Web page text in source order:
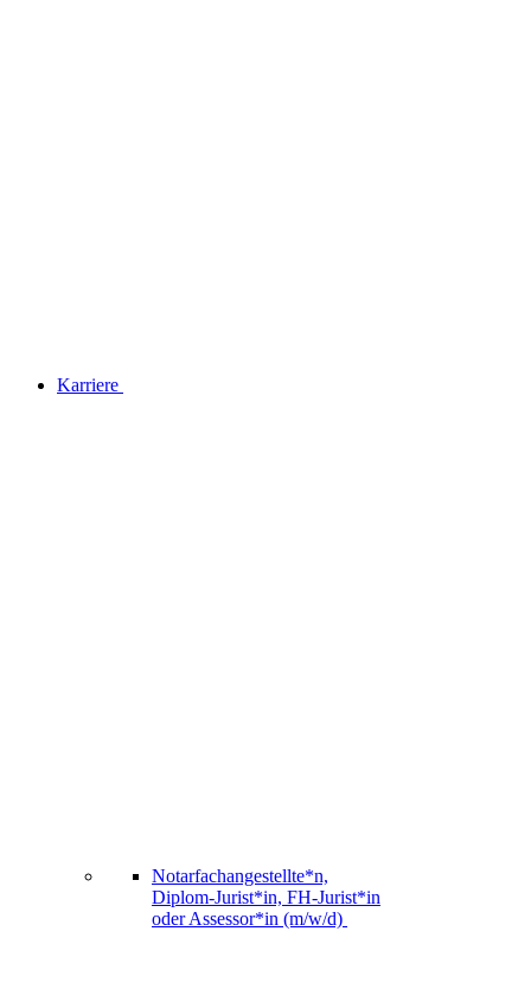
Karriere
Notarfachangestellte*n,
Diplom-Jurist*in, FH-Jurist*in
oder Assessor*in (m/w/d)